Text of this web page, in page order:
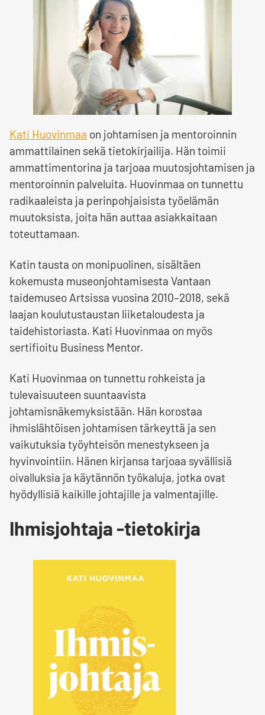
Kati Huovinmaa on johtamisen ja mentoroinnin
ammattilainen sekä tietokirjailija. Hän toimii
ammattimentorina ja tarjoaa muutosjohtamisen ja
mentoroinnin palveluita. Huovinmaa on tunnettu
radikaaleista ja perinpohjaisista työelämän
muutoksista, joita hän auttaa asiakkaitaan
toteuttamaan.
Katin tausta on monipuolinen, sisältäen
kokemusta museonjohtamisesta Vantaan
taidemuseo Artsissa vuosina 2010–2018, sekä
laajan koulutustaustan liiketaloudesta ja
taidehistoriasta. Kati Huovinmaa on myös
sertifioitu Business Mentor.
Kati Huovinmaa on tunnettu rohkeista ja
tulevaisuuteen suuntaavista
johtamisnäkemyksistään. Hän korostaa
ihmislähtöisen johtamisen tärkeyttä ja sen
vaikutuksia työyhteisön menestykseen ja
hyvinvointiin. Hänen kirjansa tarjoaa syvällisiä
oivalluksia ja käytännön työkaluja, jotka ovat
hyödyllisiä kaikille johtajille ja valmentajille.
Ihmisjohtaja -tietokirja